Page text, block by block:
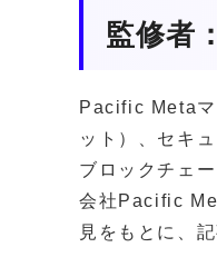
監修者
Pacific Metaマ
ット）、セキ
ブロックチェ
会社Pacific
見をもとに、